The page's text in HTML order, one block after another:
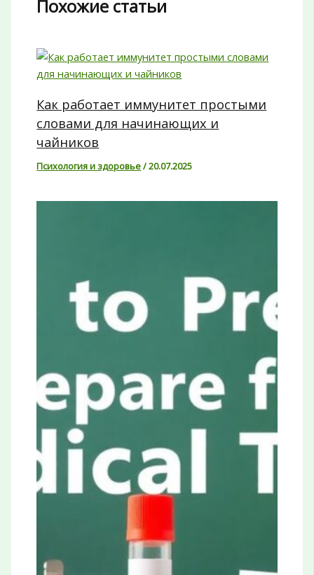
Похожие статьи
Как работает иммунитет простыми
словами для начинающих и
чайников
Психология и здоровье/20.07.2025